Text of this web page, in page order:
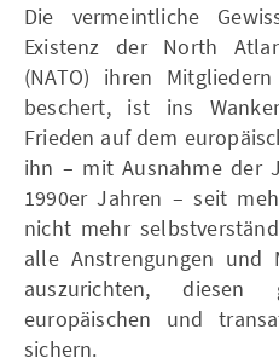
Die vermeintliche
Existenz der North
(NATO) ihren
beschert, ist ins
Frieden auf dem
ihn – mit Ausnahme der
1990er Jahren – seit
nicht mehr
alle Anstrengungen und
auszurichten,
europäischen und
sichern.